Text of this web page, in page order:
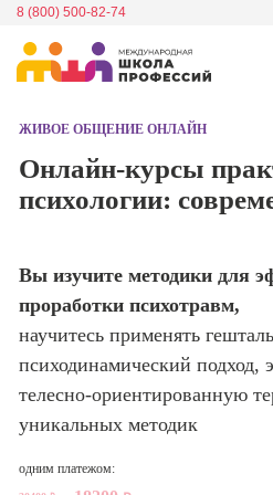
8 (800) 500-82-74
Школа дизайна
Школа психологии
Школа актерского
мастерства
управления
ЖИВОЕ ОБЩЕНИЕ ОНЛАЙН
Онлайн-курсы
психологии:
Вы изучите методики для
проработки психотравм,
научитесь применять
психодинамический подход,
телесно-ориентированную
уникальных методик
одним платежом: